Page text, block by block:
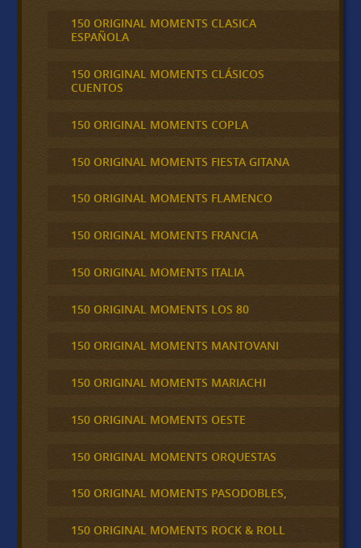
150 ORIGINAL MOMENTS CLASICA
ESPAÑOLA
150 ORIGINAL MOMENTS CLÁSICOS
CUENTOS
150 ORIGINAL MOMENTS COPLA
150 ORIGINAL MOMENTS FIESTA GITANA
150 ORIGINAL MOMENTS FLAMENCO
150 ORIGINAL MOMENTS FRANCIA
150 ORIGINAL MOMENTS ITALIA
150 ORIGINAL MOMENTS LOS 80
150 ORIGINAL MOMENTS MANTOVANI
150 ORIGINAL MOMENTS MARIACHI
150 ORIGINAL MOMENTS OESTE
150 ORIGINAL MOMENTS ORQUESTAS
150 ORIGINAL MOMENTS PASODOBLES,
150 ORIGINAL MOMENTS ROCK & ROLL